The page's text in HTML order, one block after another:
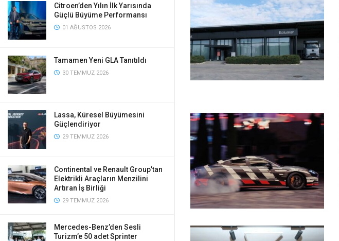
Citroen’den Yılın İlk Yarısında
Güçlü Büyüme Performansı
01 AĞUSTOS 2026
Tamamen Yeni GLA Tanıtıldı
30 TEMMUZ 2026
Lassa, Küresel Büyümesini
Güçlendiriyor
29 TEMMUZ 2026
Continental ve Renault Group’tan
Elektrikli Araçların Menzilini
Artıran İş Birliği
29 TEMMUZ 2026
Mercedes-Benz’den Sesli
Turizm’e 50 adet Sprinter